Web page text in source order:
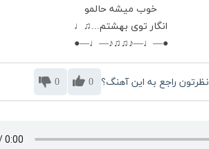
خوب میشه حالمو
انگار توی بهشتم...♫♩
●—♩—♪♫♫♪—♩—●
نظرتون راجع به این آهنگ؟ 0
0